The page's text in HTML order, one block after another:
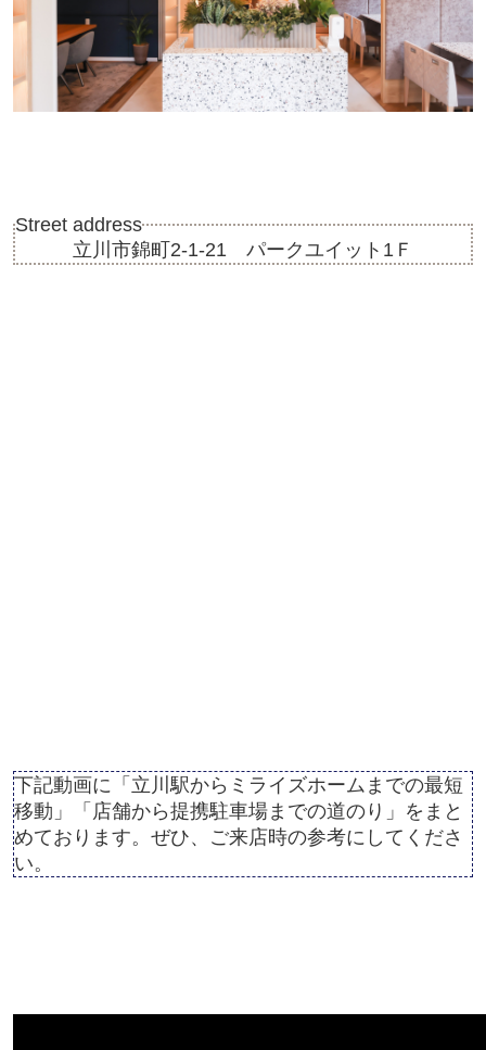
Street address
立川市錦町2-1-21 パークユイット1Ｆ
下記動画に「立川駅からミライズホームまでの最短
移動」「店舗から提携駐車場までの道のり」をまと
めております。ぜひ、ご来店時の参考にしてくださ
い。